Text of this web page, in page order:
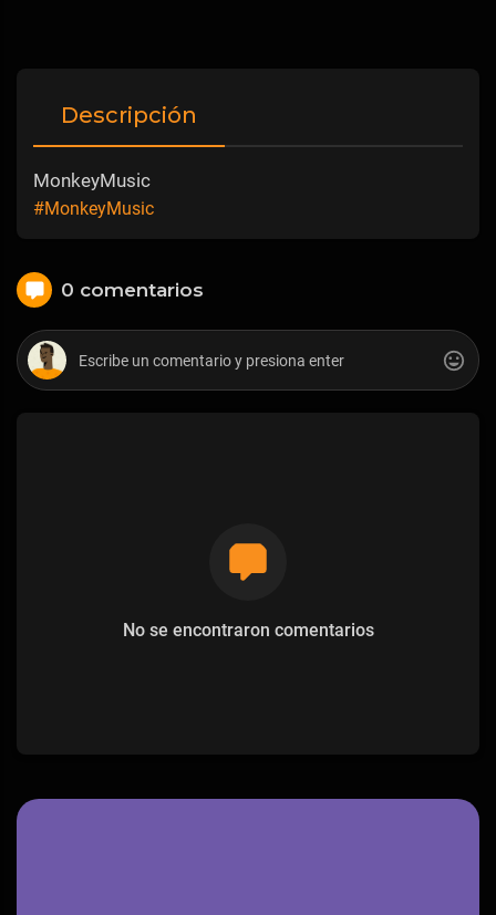
Descripción
MonkeyMusic
#MonkeyMusic
0 comentarios
No se encontraron comentarios